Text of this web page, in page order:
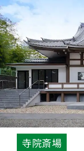
寺院斎場